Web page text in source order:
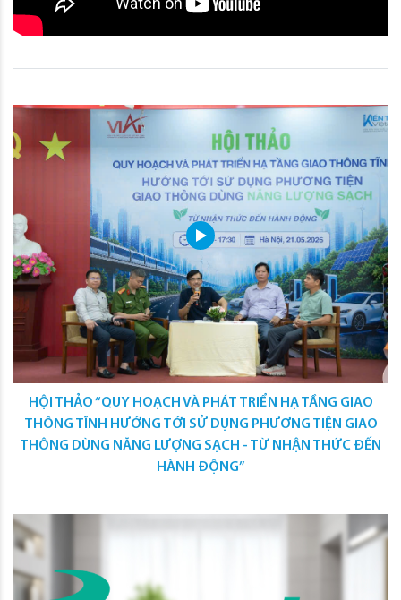
HỘI THẢO “QUY HOẠCH VÀ PHÁT TRIỂN HẠ TẦNG GIAO
THÔNG TĨNH HƯỚNG TỚI SỬ DỤNG PHƯƠNG TIỆN GIAO
THÔNG DÙNG NĂNG LƯỢNG SẠCH - TỪ NHẬN THỨC ĐẾN
HÀNH ĐỘNG”